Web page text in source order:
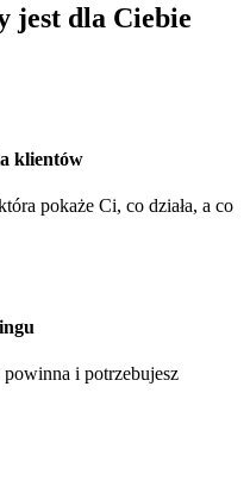
jest dla Ciebie
klientów
pokaże Ci, co działa, a co
powinna i potrzebujesz